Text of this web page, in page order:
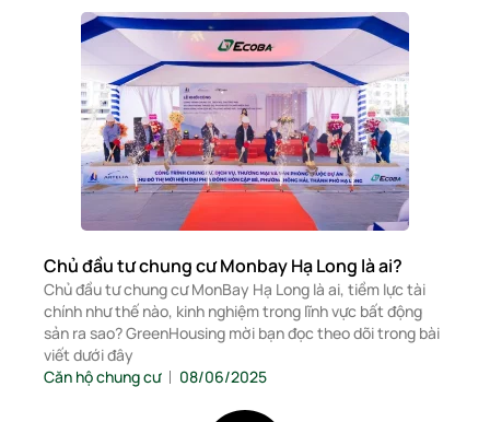
Chủ đầu tư chung cư Monbay Hạ Long là ai?
Chủ đầu tư chung cư MonBay Hạ Long là ai, tiềm lực tài
chính như thế nào, kinh nghiệm trong lĩnh vực bất động
sản ra sao? GreenHousing mời bạn đọc theo dõi trong bài
viết dưới đây
Căn hộ chung cư
08/06/2025